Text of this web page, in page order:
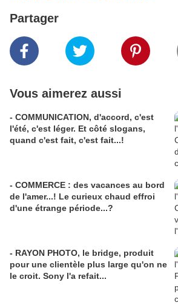
Partager
Vous aimerez aussi
- COMMUNICATION, d'accord, c'est
l'été, c'est léger. Et côté slogans,
quand c'est fait, c'est fait...!
- COMMERCE : des vacances au bord
de l'amer...! Le curieux chaud effroi
d'une étrange période...?
- RAYON PHOTO, le bridge, produit
pour une clientèle plus large qu'on ne
le croit. Sony l'a refait...